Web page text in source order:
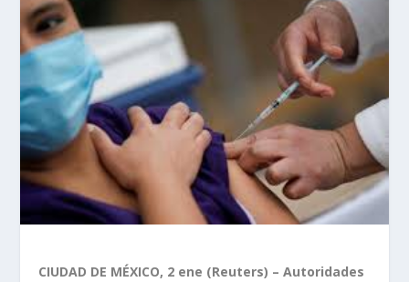
CIUDAD DE MÉXICO, 2 ene (Reuters) – Autoridades